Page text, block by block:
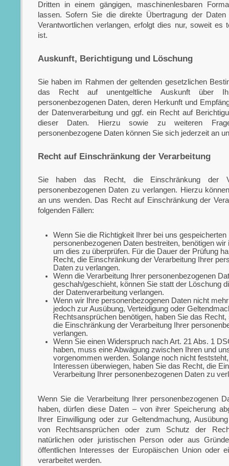
Dritten in einem gängigen, maschinenlesbaren
lassen. Sofern Sie die direkte Übertragung der
Verantwortlichen verlangen, erfolgt dies nur, soweit es
ist.
Auskunft, Berichtigung und Löschung
Sie haben im Rahmen der geltenden gesetzlichen
das Recht auf unentgeltliche Auskunft über
personenbezogenen Daten, deren Herkunft und
der Datenverarbeitung und ggf. ein Recht auf
dieser Daten. Hierzu sowie zu weiteren
personenbezogene Daten können Sie sich jederzeit an
Recht auf Einschränkung der Verarbeitung
Sie haben das Recht, die Einschränkung der
personenbezogenen Daten zu verlangen. Hierzu
an uns wenden. Das Recht auf Einschränkung der
folgenden Fällen:
Wenn Sie die Richtigkeit Ihrer bei uns gespeicherten
personenbezogenen Daten bestreiten, benötigen wir
um dies zu überprüfen. Für die Dauer der Prüfung
Recht, die Einschränkung der Verarbeitung Ihrer
Daten zu verlangen.
Wenn die Verarbeitung Ihrer personenbezogenen
geschah/geschieht, können Sie statt der Löschung
der Datenverarbeitung verlangen.
Wenn wir Ihre personenbezogenen Daten nicht
jedoch zur Ausübung, Verteidigung oder
Rechtsansprüchen benötigen, haben Sie das
die Einschränkung der Verarbeitung Ihrer
verlangen.
Wenn Sie einen Widerspruch nach Art. 21 Abs. 1
haben, muss eine Abwägung zwischen Ihren und
vorgenommen werden. Solange noch nicht
Interessen überwiegen, haben Sie das Recht, die
Verarbeitung Ihrer personenbezogenen Daten zu
Wenn Sie die Verarbeitung Ihrer personenbezogenen
haben, dürfen diese Daten – von ihrer Speicherung
Ihrer Einwilligung oder zur Geltendmachung,
von Rechtsansprüchen oder zum Schutz der
natürlichen oder juristischen Person oder aus
öffentlichen Interesses der Europäischen Union oder
verarbeitet werden.